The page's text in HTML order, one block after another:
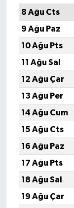
8 Ağu Cts
9 Ağu Paz
10 Ağu Pts
11 Ağu Sal
12 Ağu Çar
13 Ağu Per
14 Ağu Cum
15 Ağu Cts
16 Ağu Paz
17 Ağu Pts
18 Ağu Sal
19 Ağu Çar